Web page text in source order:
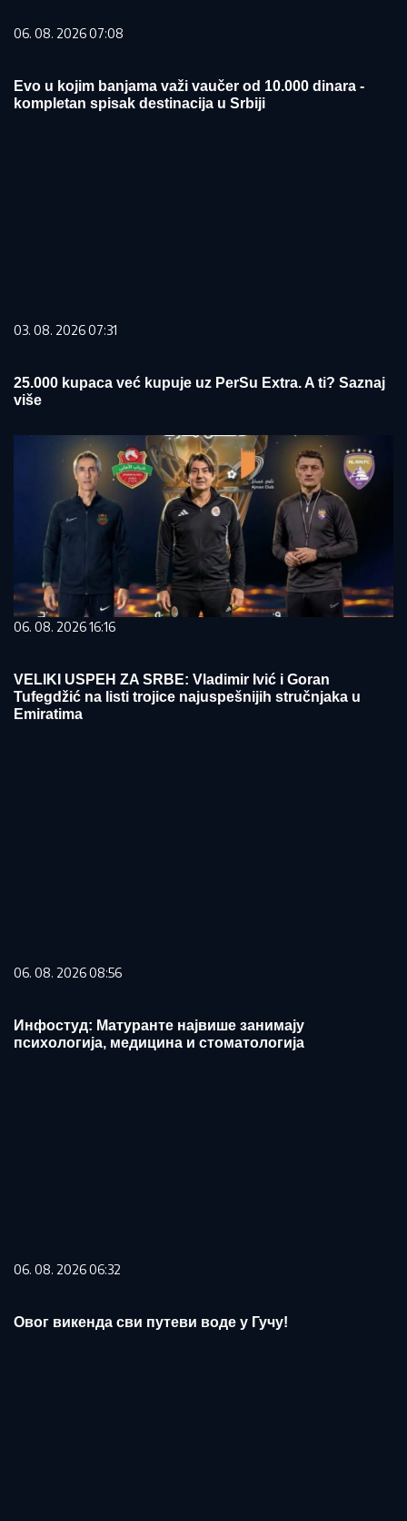
06. 08. 2026 07:08
Evo u kojim banjama važi vaučer od 10.000 dinara -
kompletan spisak destinacija u Srbiji
03. 08. 2026 07:31
25.000 kupaca već kupuje uz PerSu Extra. A ti? Saznaj
više
06. 08. 2026 16:16
VELIKI USPEH ZA SRBE: Vladimir Ivić i Goran
Tufegdžić na listi trojice najuspešnijih stručnjaka u
Emiratima
06. 08. 2026 08:56
Инфостуд: Матуранте највише занимају
психологија, медицина и стоматологија
06. 08. 2026 06:32
Овог викенда сви путеви воде у Гучу!